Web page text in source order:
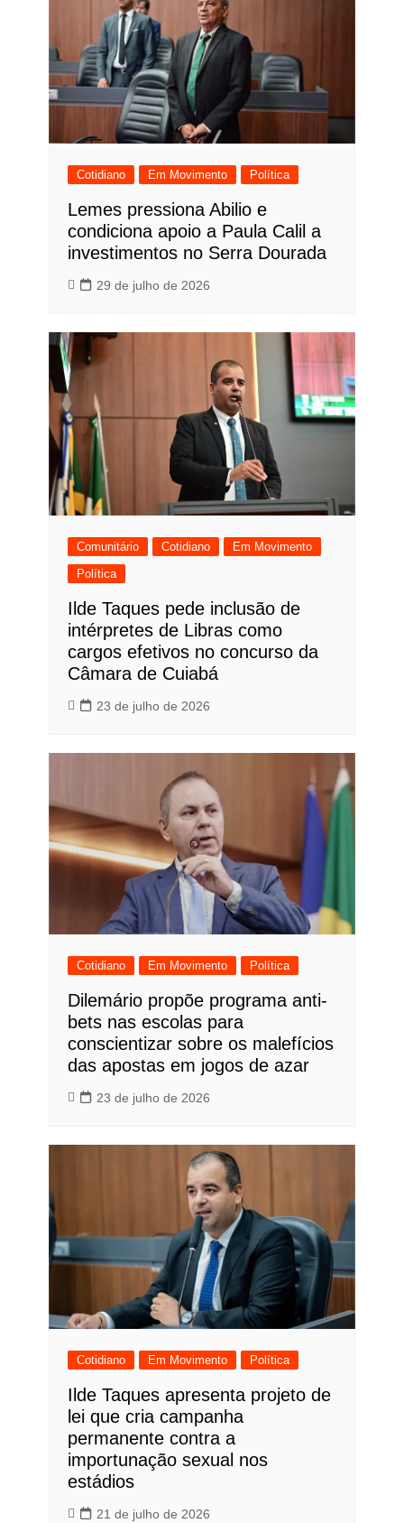
Cotidiano Em Movimento Política
Lemes pressiona Abilio e
condiciona apoio a Paula Calil a
investimentos no Serra Dourada
29 de julho de 2026
Comunitário Cotidiano
Em Movimento
Política
Ilde Taques pede inclusão de
intérpretes de Libras como
cargos efetivos no concurso da
Câmara de Cuiabá
23 de julho de 2026
Cotidiano Em Movimento Política
Dilemário propõe programa anti-
bets nas escolas para
conscientizar sobre os malefícios
das apostas em jogos de azar
23 de julho de 2026
Cotidiano Em Movimento Política
Ilde Taques apresenta projeto de
lei que cria campanha
permanente contra a
importunação sexual nos
estádios
21 de julho de 2026